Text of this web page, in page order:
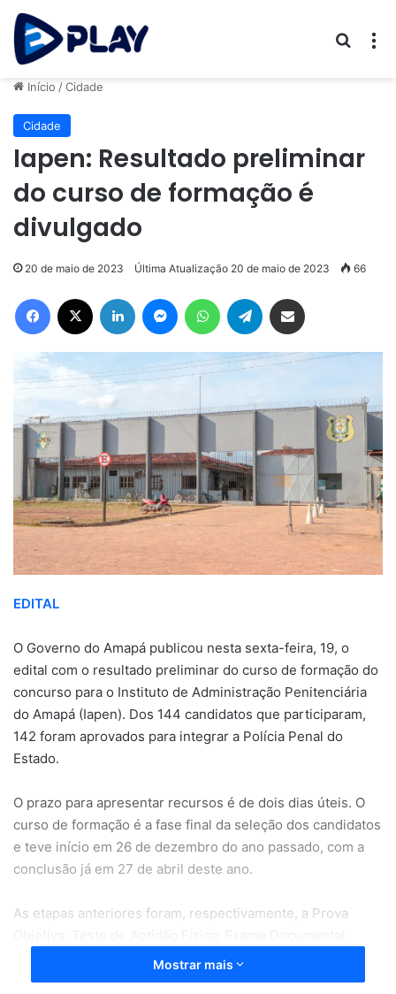
Início /Cidade
Cidade
Iapen: Resultado preliminar
do curso de formação é
divulgado
20 de maio de 2023 Última Atualização 20 de maio de 2023 66
Facebook Linkedin MessengerWhatsAppTelegram
EDITAL
O Governo do Amapá publicou nesta sexta-feira, 19, o
edital com o resultado preliminar do curso de formação do
concurso para o Instituto de Administração Penitenciária
do Amapá (Iapen). Dos 144 candidatos que participaram,
142 foram aprovados para integrar a Polícia Penal do
Estado.
O prazo para apresentar recursos é de dois dias úteis. O
curso de formação é a fase final da seleção dos candidatos
e teve início em 26 de dezembro do ano passado, com a
conclusão já em 27 de abril deste ano.
As etapas anteriores foram, respectivamente, a Prova
Exame de Saúde; Avaliação Psicológica e Investigação
Social.
Mostrar mais